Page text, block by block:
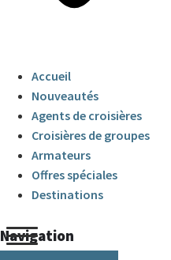
Accueil
Nouveautés
Agents de croisières
Croisières de groupes
Armateurs
Offres spéciales
Destinations
Navigation